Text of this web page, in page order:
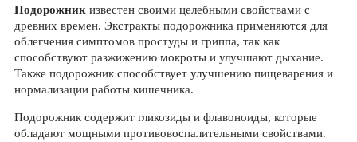
Подорожник известен своими целебными свойствами с
древних времен. Экстракты подорожника применяются для
облегчения симптомов простуды и гриппа, так как
способствуют разжижению мокроты и улучшают дыхание.
Также подорожник способствует улучшению пищеварения и
нормализации работы кишечника.
Подорожник содержит гликозиды и флавоноиды, которые
обладают мощными противовоспалительными свойствами.